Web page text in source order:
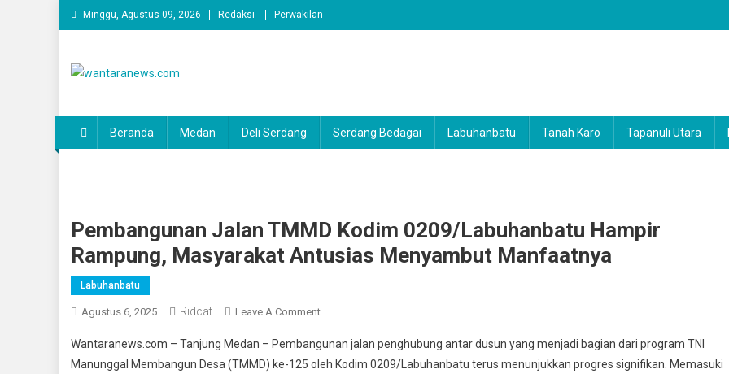
Skip
to
Minggu, Agustus 09, 2026 Redaksi Perwakilan
Beranda Medan Deli Serdang Serdang Bedagai Labuhanbatu Tanah Karo Tapanuli Utara
Pembangunan Jalan TMMD Kodim 0209/Labuhanbatu Hampir
Rampung, Masyarakat Antusias Menyambut Manfaatnya
Labuhanbatu
Agustus 6, 2025 Ridcat Leave A CommentOn
Jalan
TMMD
Wantaranews.com – Tanjung Medan – Pembangunan jalan penghubung antar dusun yang menjadi bagian dari program TNI
Manunggal Membangun Desa (TMMD) ke-125 oleh Kodim 0209/Labuhanbatu terus menunjukkan progres signifikan. Memasuki